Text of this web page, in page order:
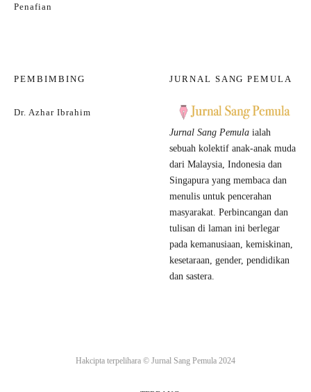
Penafian
PEMBIMBING
Dr. Azhar Ibrahim
JURNAL SANG PEMULA
Jurnal Sang Pemula ialah
sebuah kolektif anak-anak muda
dari Malaysia, Indonesia dan
Singapura yang membaca dan
menulis untuk pencerahan
masyarakat. Perbincangan dan
tulisan di laman ini berlegar
pada kemanusiaan, kemiskinan,
kesetaraan, gender, pendidikan
dan sastera.
Hakcipta terpelihara © Jurnal Sang Pemula 2024